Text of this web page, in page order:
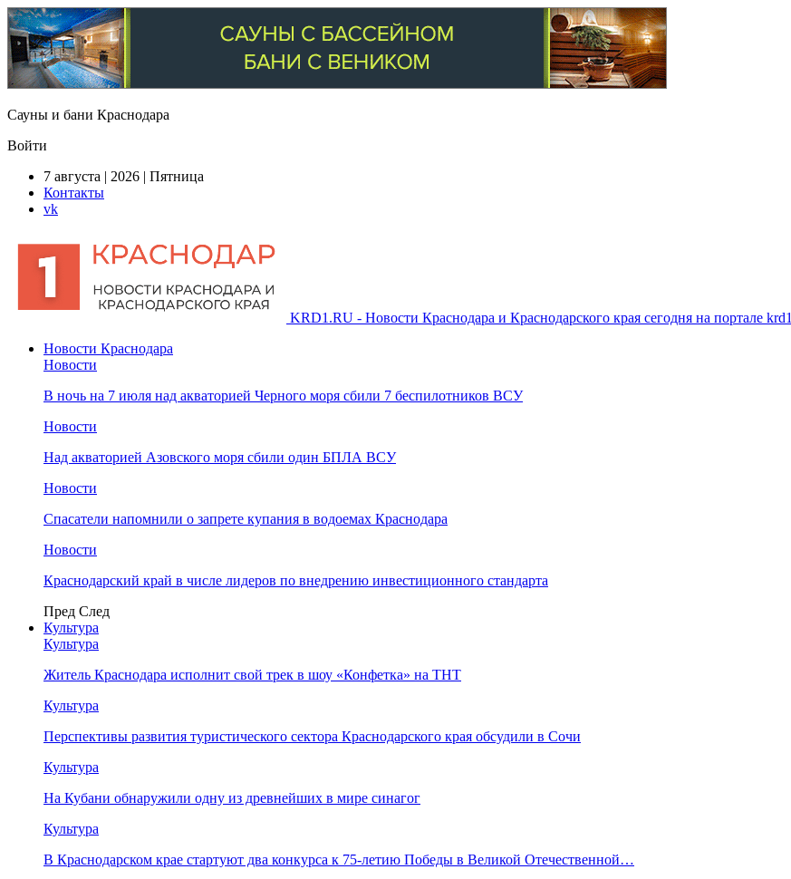
Сауны и бани Краснодара
Войти
7 августа | 2026 | Пятница
Контакты
vk
KRD1.RU - Новости Краснодара и Краснодарского края сегодня на портале krd1
Новости Краснодара
Новости
В ночь на 7 июля над акваторией Черного моря сбили 7 беспилотников ВСУ
Новости
Над акваторией Азовского моря сбили один БПЛА ВСУ
Новости
Спасатели напомнили о запрете купания в водоемах Краснодара
Новости
Краснодарский край в числе лидеров по внедрению инвестиционного стандарта
Пред След
Культура
Культура
Житель Краснодара исполнит свой трек в шоу «Конфетка» на ТНТ
Культура
Перспективы развития туристического сектора Краснодарского края обсудили в Сочи
Культура
На Кубани обнаружили одну из древнейших в мире синагог
Культура
В Краснодарском крае стартуют два конкурса к 75-летию Победы в Великой Отечественной…